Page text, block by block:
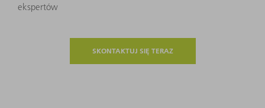
ekspertów
SKONTAKTUJ SIĘ TERAZ